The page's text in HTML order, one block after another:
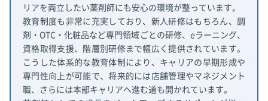
リアを両立したい薬剤師にも安心の環境が整っています。
教育制度も非常に充実しており、新人研修はもちろん、調
剤・OTC・化粧品など専門領域ごとの研修、eラーニング、
資格取得支援、階層別研修まで幅広く提供されています。
こうした体系的な教育体制により、キャリアの早期形成や
専門性向上が可能で、将来的には店舗管理やマネジメント
職、さらには本部キャリアへ進む道も開かれています。